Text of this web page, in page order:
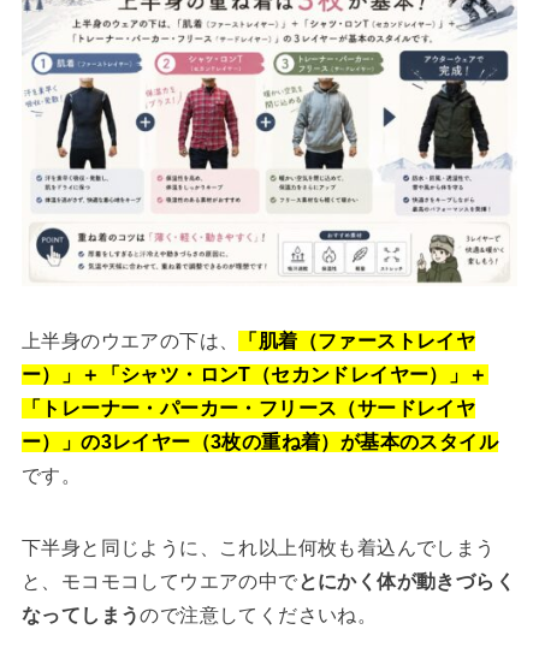
上半身のウエアの下は、
「肌着（ファーストレイヤ
ー）」＋「シャツ・ロンT（セカンドレイヤー）」＋
「トレーナー・パーカー・フリース（サードレイヤ
ー）」の3レイヤー（3枚の重ね着）が基本のスタイル
です。
下半身と同じように、これ以上何枚も着込んでしまう
と、モコモコしてウエアの中でとにかく体が動きづらく
なってしまうので注意してくださいね。